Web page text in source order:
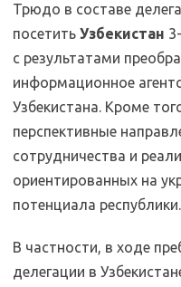
Трюдо в составе
посетить Узбекистан
с результатами
информационное
Узбекистана. Кроме
перспективные
сотрудничества и
ориентированных на
потенциала республики.
В частности, в ходе
делегации в